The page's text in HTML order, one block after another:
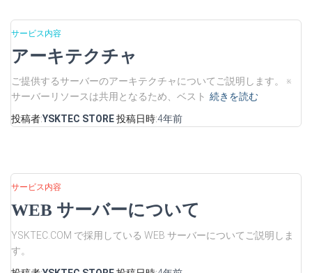
サービス内容
アーキテクチャ
ご提供するサーバーのアーキテクチャについてご説明します。 ※
サーバーリソースは共用となるため、ベスト 続きを読む
投稿者:YSKTEC STORE投稿日時:4年前
サービス内容
WEB サーバーについて
YSKTEC.COM で採用している WEB サーバーについてご説明しま
す。